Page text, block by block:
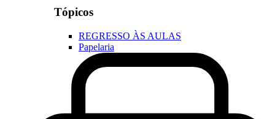
Tópicos
REGRESSO ÀS AULAS
Papelaria